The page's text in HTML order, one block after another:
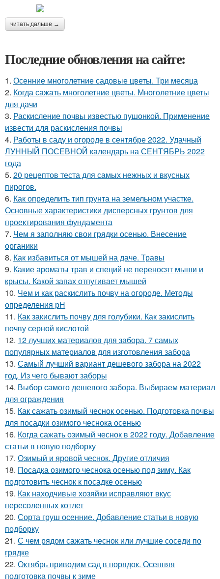
читать дальше →
Последние обновления на сайте:
1. Осенние многолетние садовые цветы. Три месяца
2. Когда сажать многолетние цветы. Многолетние цветы
для дачи
3. Раскисление почвы известью пушонкой. Применение
извести для раскисления почвы
4. Работы в саду и огороде в сентябре 2022. Удачный
ЛУННЫЙ ПОСЕВНОЙ календарь на СЕНТЯБРЬ 2022
года
5. 20 рецептов теста для самых нежных и вкусных
пирогов.
6. Как определить тип грунта на земельном участке.
Основные характеристики дисперсных грунтов для
проектирования фундамента
7. Чем я заполняю свои грядки осенью. Внесение
органики
8. Как избавиться от мышей на даче. Травы
9. Какие ароматы трав и специй не переносят мыши и
крысы. Какой запах отпугивает мышей
10. Чем и как раскислить почву на огороде. Методы
определения рН
11. Как закислить почву для голубики. Как закислить
почву серной кислотой
12. 12 лучших материалов для забора. 7 самых
популярных материалов для изготовления забора
13. Самый лучший вариант дешевого забора на 2022
год. Из чего бывают заборы
14. Выбор самого дешевого забора. Выбираем материал
для ограждения
15. Как сажать озимый чеснок осенью. Подготовка почвы
для посадки озимого чеснока осенью
16. Когда сажать озимый чеснок в 2022 году. Добавление
статьи в новую подборку
17. Озимый и яровой чеснок. Другие отличия
18. Посадка озимого чеснока осенью под зиму. Как
подготовить чеснок к посадке осенью
19. Как находчивые хозяйки исправляют вкус
пересоленных котлет
20. Сорта груш осенние. Добавление статьи в новую
подборку
21. С чем рядом сажать чеснок или лучшие соседи по
грядке
22. Октябрь приводим сад в порядок. Осенняя
подготовка почвы к зиме